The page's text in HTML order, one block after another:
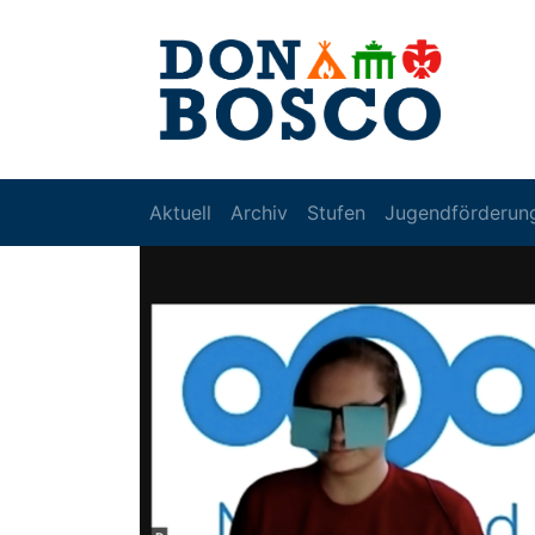
Aktuell Archiv Stufen